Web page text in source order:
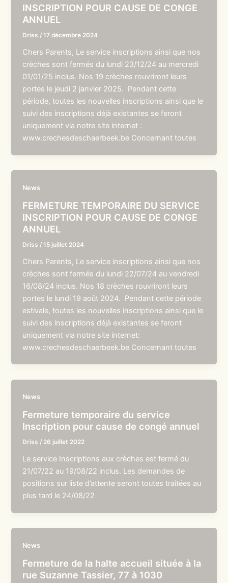
INSCRIPTION POUR CAUSE DE CONGE
ANNUEL
Driss /17 décembre 2024
Chers Parents, Le service inscriptions ainsi que nos
crèches sont fermés du lundi 23/12/24 au mercredi
01/01/25 inclus. Nos 19 crèches rouvriront leurs
portes le jeudi 2 janvier 2025. Pendant cette
période, toutes les nouvelles inscriptions ainsi que le
suivi des inscriptions déjà existantes se feront
uniquement via notre site internet :
www.crechesdeschaerbeek.be Concernant toutes
News
FERMETURE TEMPORAIRE DU SERVICE
INSCRIPTION POUR CAUSE DE CONGE
ANNUEL
Driss /15 juillet 2024
Chers Parents, Le service inscriptions ainsi que nos
crèches sont fermés du lundi 22/07/24 au vendredi
16/08/24 inclus. Nos 18 crèches rouvriront leurs
portes le lundi 19 août 2024. Pendant cette période
estivale, toutes les nouvelles inscriptions ainsi que le
suivi des inscriptions déjà existantes se feront
uniquement via notre site internet:
www.crechesdeschaerbeek.be Concernant toutes
News
Fermeture temporaire du service
Inscription pour cause de congé annuel
Driss / 26 juillet 2022
Le service Inscriptions aux crèches est fermé du
21/07/22 au 19/08/22 inclus. Les demandes de
positions sur liste d’attente seront toutes traitées au
plus tard le 24/08/22
News
Fermeture de la halte accueil située à la
rue Suzanne Tassier, 77 à 1030